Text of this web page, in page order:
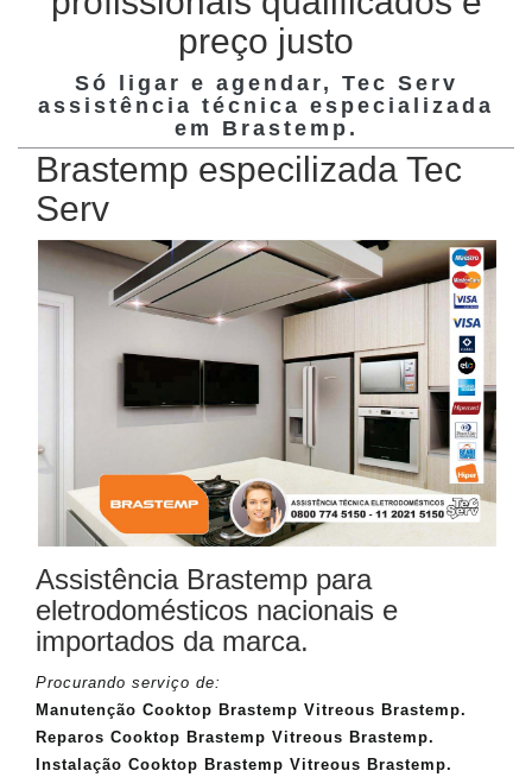
preço justo
Só ligar e agendar, Tec Serv
assistência técnica especializada
em Brastemp .
Brastemp especilizada Tec
Serv
Assistência Brastemp para
eletrodomésticos nacionais e
importados da marca.
Procurando serviço de:
Manutenção Cooktop Brastemp Vitreous Brastemp.
Reparos Cooktop Brastemp Vitreous Brastemp.
Instalação Cooktop Brastemp Vitreous Brastemp.